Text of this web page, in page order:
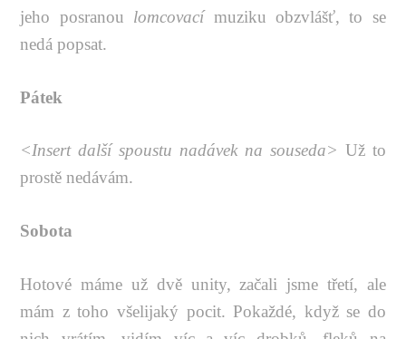
jeho posranou lomcovacímuziku obzvlášť, to se
nedá popsat.
Pátek
<Insert další spoustu nadávek na souseda> Už to
prostě nedávám.
Sobota
Hotové máme už dvě unity, začali jsme třetí, ale
mám z toho všelijaký pocit. Pokaždé, když se do